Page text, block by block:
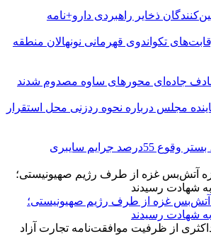
ذخایر راهبردی دارو+نامه
تکواندوی قهرمانی نونهالان منطقه
مجلس درباره نحوه ردزنی محل استقرار
هوش مصنوعی، بستر وقوع 55درصد جرایم سایبری
روزه آتش‌بس غزه از طرف رژیم صهیونیستی؛